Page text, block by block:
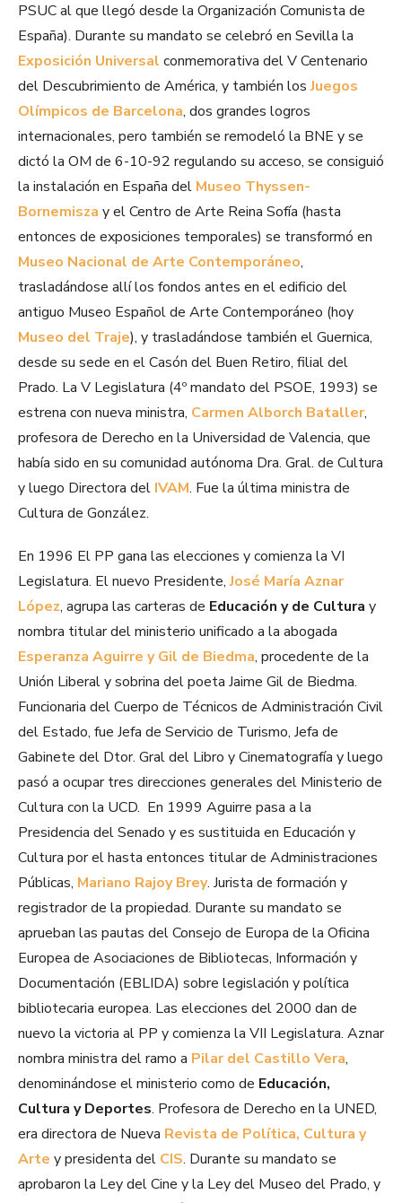
PSUC al que llegó desde la Organización Comunista de
España). Durante su mandato se celebró en Sevilla la
Exposición Universal conmemorativa del V Centenario
del Descubrimiento de América, y también losJuegos
Olímpicos de Barcelona, dos grandes logros
internacionales, pero también se remodeló la BNE y se
dictó la OM de 6-10-92 regulando su acceso, se consiguió
la instalación en España del Museo Thyssen-
Bornemisza y el Centro de Arte Reina Sofía (hasta
entonces de exposiciones temporales) se transformó en
Museo Nacional de Arte Contemporáneo,
trasladándose allí los fondos antes en el edificio del
antiguo Museo Español de Arte Contemporáneo (hoy
Museo del Traje), y trasladándose también el Guernica,
desde su sede en el Casón del Buen Retiro, filial del
Prado. La V Legislatura (4º mandato del PSOE, 1993) se
estrena con nueva ministra, Carmen Alborch Bataller,
profesora de Derecho en la Universidad de Valencia, que
había sido en su comunidad autónoma Dra. Gral. de Cultura
y luego Directora del IVAM. Fue la última ministra de
Cultura de González.
En 1996 El PP gana las elecciones y comienza la VI
Legislatura. El nuevo Presidente,José María Aznar
López, agrupa las carteras de Educación y de Cultura y
nombra titular del ministerio unificado a la abogada
Esperanza Aguirre y Gil de Biedma, procedente de la
Unión Liberal y sobrina del poeta Jaime Gil de Biedma.
Funcionaria del Cuerpo de Técnicos de Administración Civil
del Estado, fue Jefa de Servicio de Turismo, Jefa de
Gabinete del Dtor. Gral del Libro y Cinematografía y luego
pasó a ocupar tres direcciones generales del Ministerio de
Cultura con la UCD. En 1999 Aguirre pasa a la
Presidencia del Senado y es sustituida en Educación y
Cultura por el hasta entonces titular de Administraciones
Públicas, Mariano Rajoy Brey. Jurista de formación y
registrador de la propiedad. Durante su mandato se
aprueban las pautas del Consejo de Europa de la Oficina
Europea de Asociaciones de Bibliotecas, Información y
Documentación (EBLIDA) sobre legislación y política
bibliotecaria europea. Las elecciones del 2000 dan de
nuevo la victoria al PP y comienza la VII Legislatura. Aznar
nombra ministra del ramo a Pilar del Castillo Vera,
denominándose el ministerio como de Educación,
Cultura y Deportes. Profesora de Derecho en la UNED,
era directora de Nueva Revista de Política, Cultura y
Arte y presidenta del CIS. Durante su mandato se
aprobaron la Ley del Cine y la Ley del Museo del Prado, y